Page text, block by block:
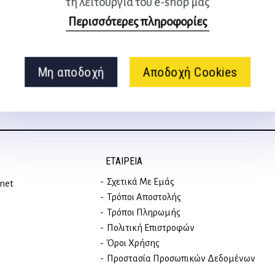
Περισσότερες πληροφορίες
Μη αποδοχή Αποδοχή Cookies
Ακολουθήστε μας
στα social media
ΕΤΑΙΡΕΊΑ
Σχετικά Με Εμάς
Τρόποι Αποστολής
Τρόποι Πληρωμής
Πολιτική Επιστροφών
Όροι Χρήσης
Προστασία Προσωπικών Δεδομένων